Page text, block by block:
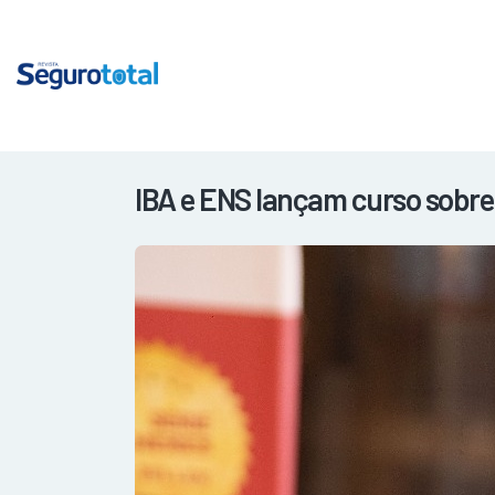
IBA e ENS lançam curso